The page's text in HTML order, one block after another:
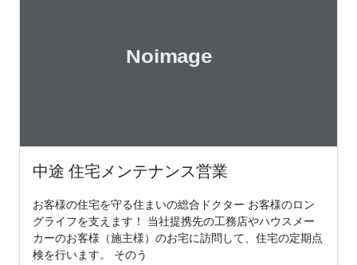
中途 住宅メンテナンス営業
お客様の住宅を守る住まいの総合ドクター お客様のロン
グライフを支えます！ 当社提携先の工務店やハウスメー
カーのお客様（施主様）のお宅に訪問して、住宅の定期点
検を行います。 そのう